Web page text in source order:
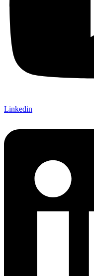
Linkedin